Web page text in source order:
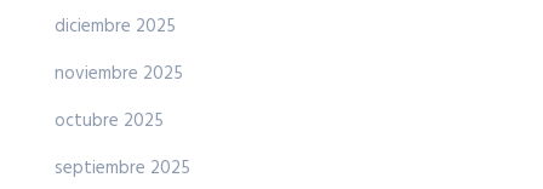
diciembre 2025
noviembre 2025
octubre 2025
septiembre 2025